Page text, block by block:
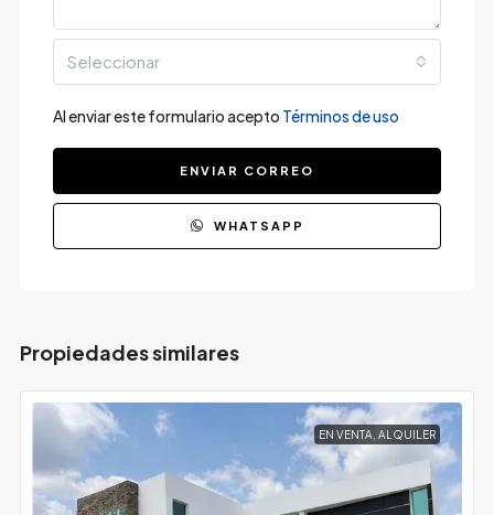
Seleccionar
Al enviar este formulario acepto Términos de uso
ENVIAR CORREO
WHATSAPP
Propiedades similares
EN VENTA, ALQUILER